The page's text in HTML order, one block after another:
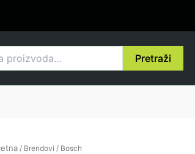
Pretraži
/ Brendovi / Bosch